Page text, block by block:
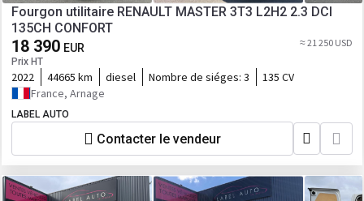
Fourgon utilitaire RENAULT MASTER 3T3 L2H2 2.3 DCI
135CH CONFORT
18 390 EUR
Prix HT
≈ 21 250 USD
2022 44665 km diesel Nombre de siéges: 3
135 CV
France, Arnage
LABEL AUTO
Contacter le vendeur